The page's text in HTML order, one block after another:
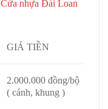
Cửa nhựa Đài Loan
GIÁ TIỀN
2.000.000 đồng/bộ
( cánh, khung )